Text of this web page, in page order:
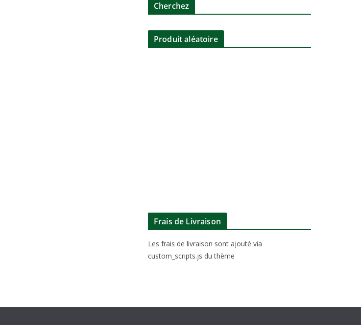
Cherchez
Produit aléatoire
Frais de Livraison
Les frais de livraison sont ajouté via
custom_scripts.js du thème